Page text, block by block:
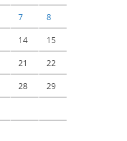
7 8
14 15
21 22
28 29